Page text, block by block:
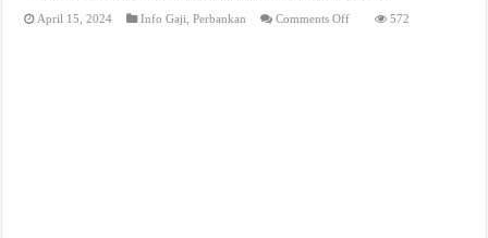
April 15, 2024 Info Gaji ,Perbankan Comments Offon
572